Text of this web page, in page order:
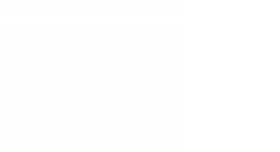
season och så